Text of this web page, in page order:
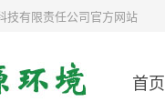
技有限责任公司官方网站
首页